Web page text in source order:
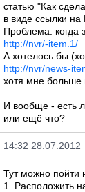
статью "Как
в виде ссылки на
Проблема: когда
http://nvr/-item.1/
А хотелось бы
http://nvr/news-
хотя мне больше
И вообще - есть
или ещё что?
14:32 28.07.2012
Тут можно пойти
1. Расположить